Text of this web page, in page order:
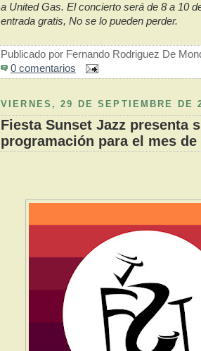
a United Gas. El concierto será de 8 a 10
entrada gratis, No se lo pueden perder.
Publicado por Fernando Rodriguez De
0 comentarios
VIERNES, 29 DE SEPTIEMBRE DE
Fiesta Sunset Jazz presenta
programación para el mes